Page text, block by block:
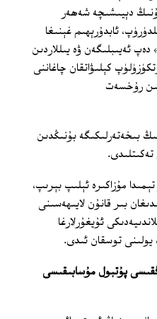
دېيىشىچە شەھەر
ئابدۇرېھىم غېنىغا
ئەيىبلىگەن ۋە يىللاردىن
كېلىۋاتقان چاغاننى
رۇخسەت
بىخەتەرلىكىگە بۇنىڭدىن
مۇزاكىرە ئېلىپ بېرىپ،
بىر قانۇن لايىھەسىنى
ئۇيغۇرلارغا
يولىنى توسقان ئىدى.
پۇتبول مۇسابىقىسى